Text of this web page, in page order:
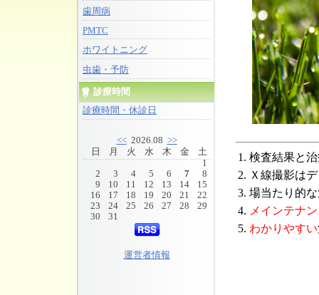
歯周病
PMTC
ホワイトニング
虫歯・予防
診療時間
診療時間・休診日
<<2026.08 >>
日
2
9
16
23
30
月
3
10
17
24
31
火
4
11
18
25
水
5
12
19
26
木
6
13
20
27
金
7
14
21
28
土
1
8
15
22
29
運営者情報
1. 検査結果と
2. Ｘ線撮影は
3. 場当たり的
4. メインテナ
5. わかりやすい